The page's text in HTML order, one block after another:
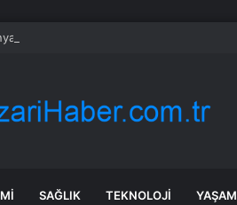
büyüklüğünde ve iki kıta büyüklüğünde
SAĞLIK TEKNOLOJI YAŞAM